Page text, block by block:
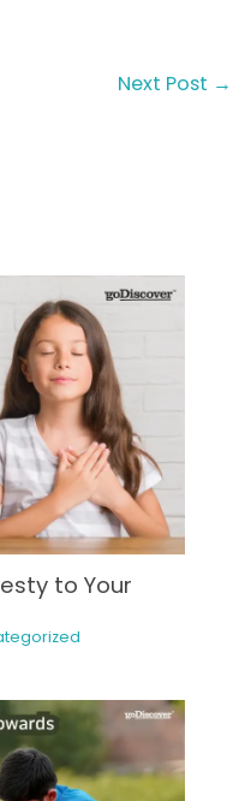
Next Post →
to Your